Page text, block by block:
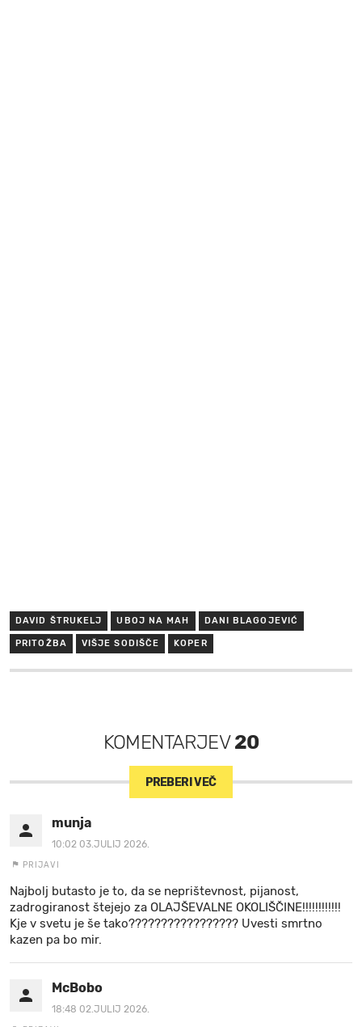
DAVID ŠTRUKELJ UBOJ NA MAH DANI BLAGOJEVIĆ
PRITOŽBA VIŠJE SODIŠČE KOPER
KOMENTARJEV20
PREBERI VEČ
munja
10:02 03.JULIJ 2026.
PRIJAVI
Najbolj butasto je to, da se neprištevnost, pijanost,
zadrogiranost štejejo za OLAJŠEVALNE OKOLIŠČINE!!!!!!!!!!!!
Kje v svetu je še tako????????????????? Uvesti smrtno
kazen pa bo mir.
McBobo
18:48 02.JULIJ 2026.